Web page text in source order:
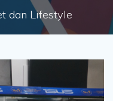
dan Lifestyle